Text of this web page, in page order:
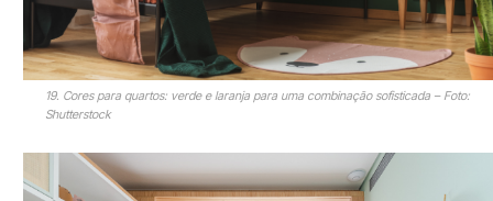
19. Cores para quartos: verde e laranja para uma combinação sofisticada – Foto:
Shutterstock